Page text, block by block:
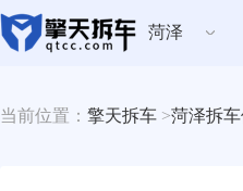
菏泽
当前位置： 擎天拆车 >菏泽拆